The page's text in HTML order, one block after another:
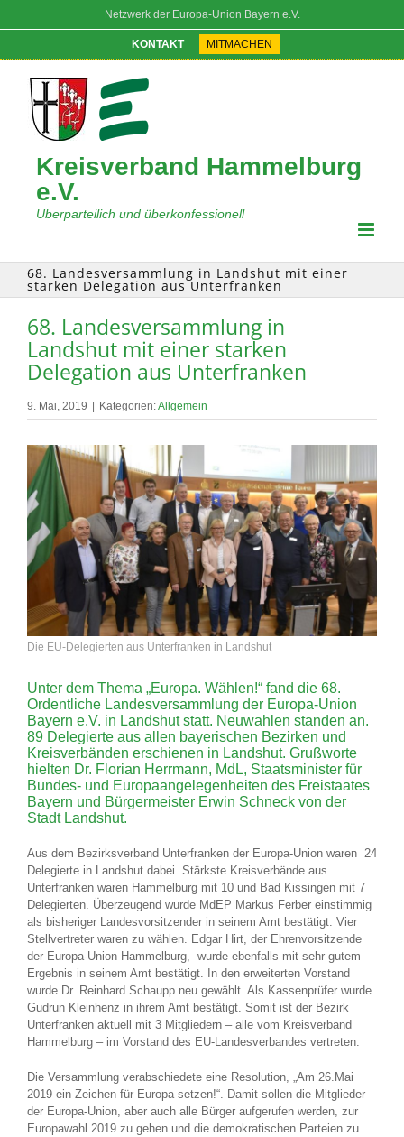
Netzwerk der Europa-Union Bayern e.V.
KONTAKT MITMACHEN
Kreisverband Hammelburg
e.V.
Überparteilich und überkonfessionell
68. Landesversammlung in Landshut mit einer
starken Delegation aus Unterfranken
68. Landesversammlung in
Landshut mit einer starken
Delegation aus Unterfranken
9. Mai, 2019 Kategorien:Allgemein
Die EU-Delegierten aus Unterfranken in Landshut
Unter dem Thema „Europa. Wählen!“ fand die 68.
Ordentliche Landesversammlung der Europa-Union
Bayern e.V. in Landshut statt. Neuwahlen standen an.
89 Delegierte aus allen bayerischen Bezirken und
Kreisverbänden erschienen in Landshut. Grußworte
hielten Dr. Florian Herrmann, MdL, Staatsminister für
Bundes- und Europaangelegenheiten des Freistaates
Bayern und Bürgermeister Erwin Schneck von der
Stadt Landshut.
Aus dem Bezirksverband Unterfranken der Europa-Union waren 24
Delegierte in Landshut dabei. Stärkste Kreisverbände aus
Unterfranken waren Hammelburg mit 10 und Bad Kissingen mit 7
Delegierten. Überzeugend wurde MdEP Markus Ferber einstimmig
als bisheriger Landesvorsitzender in seinem Amt bestätigt. Vier
Stellvertreter waren zu wählen. Edgar Hirt, der Ehrenvorsitzende
der Europa-Union Hammelburg, wurde ebenfalls mit sehr gutem
Ergebnis in seinem Amt bestätigt. In den erweiterten Vorstand
wurde Dr. Reinhard Schaupp neu gewählt. Als Kassenprüfer wurde
Gudrun Kleinhenz in ihrem Amt bestätigt. Somit ist der Bezirk
Unterfranken aktuell mit 3 Mitgliedern – alle vom Kreisverband
Hammelburg – im Vorstand des EU-Landesverbandes vertreten.
Die Versammlung verabschiedete eine Resolution, „Am 26.Mai
2019 ein Zeichen für Europa setzen!“. Damit sollen die Mitglieder
der Europa-Union, aber auch alle Bürger aufgerufen werden, zur
Europawahl 2019 zu gehen und die demokratischen Parteien zu